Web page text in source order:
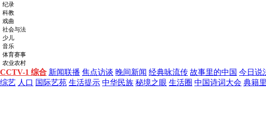
纪录
科教
戏曲
社会与法
少儿
音乐
体育赛事
农业农村